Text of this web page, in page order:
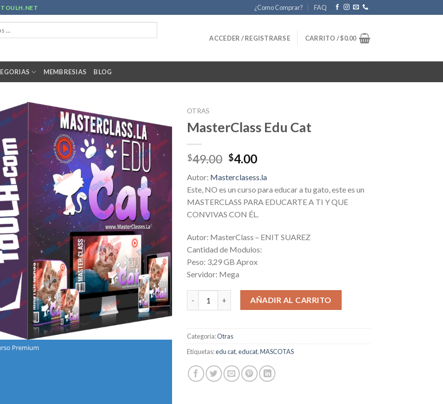
TOULH.NET ¿Como Comprar? FAQ
ACCEDER / REGISTRARSE CARRITO /$0.00
MEMBRESIAS BLOG
Premium
OTRAS
MasterClass Edu Cat
$49.00 Original
was:
$49.00.
$4.00Current
is:
$4.00.
Autor: Masterclasess.la
Este, NO es un curso para educar a tu gato, este es un
MASTERCLASS PARA EDUCARTE A TI Y QUE
CONVIVAS CON ÉL.
Autor: MasterClass – ENIT SUAREZ
Cantidad de Modulos:
Peso: 3,29 GB Aprox
Servidor: Mega
MasterClass Edu Cat cantidadAÑADIR AL CARRITO
Categoría:Otras
Etiquetas:edu cat,educat,MASCOTAS